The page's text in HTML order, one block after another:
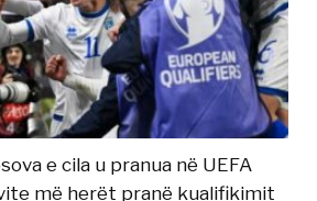
e cila u pranua në UEFA
më herët pranë kualifikimit